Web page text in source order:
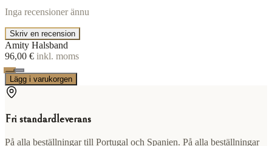
Inga recensioner ännu
Skriv en recension
Amity Halsband
96,00 € inkl. moms
Lägg i varukorgen
Fri standardleverans
På alla beställningar till Portugal och Spanien. På alla beställningar